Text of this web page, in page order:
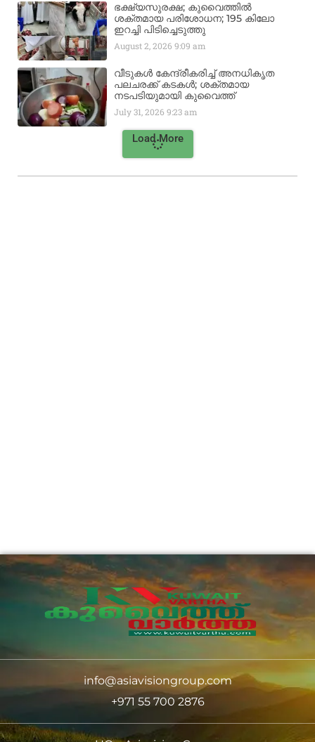
ഭക്ഷ്യസുരക്ഷ; കുവൈത്തിൽ
ശക്തമായ പരിശോധന; 195 കിലോ
ഇറച്ചി പിടിച്ചെടുത്തു
August 2, 20269:09 am
വീടുകൾ കേന്ദ്രീകരിച്ച് അനധികൃത
പലചരക്ക് കടകൾ; ശക്തമായ
നടപടിയുമായി കുവൈത്ത്
July 31, 20269:23 am
Load More
info@asiavisiongroup.com
+971 55 700 2876